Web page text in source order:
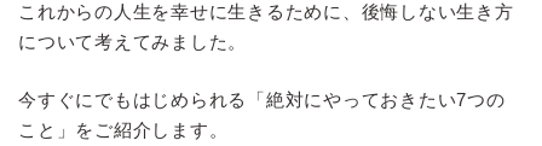
これからの人生を幸せに生きるために、後悔しない生き方
について考えてみました。
今すぐにでもはじめられる「絶対にやっておきたい7つの
こと」をご紹介します。